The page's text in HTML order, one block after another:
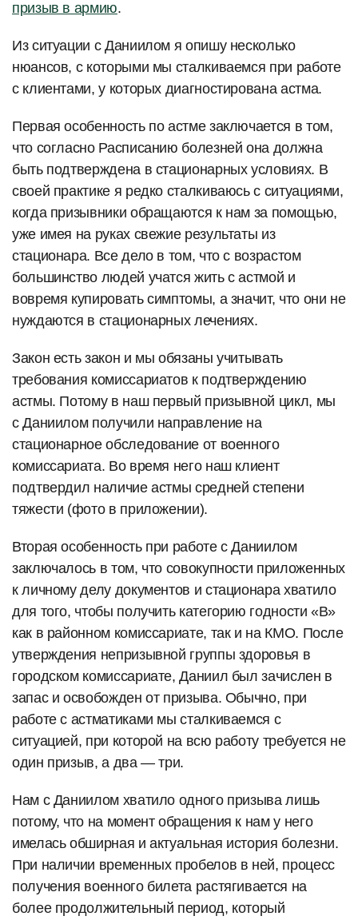
призыв в армию.
Из ситуации с Даниилом я опишу несколько
нюансов, с которыми мы сталкиваемся при работе
с клиентами, у которых диагностирована астма.
Первая особенность по астме заключается в том,
что согласно Расписанию болезней она должна
быть подтверждена в стационарных условиях. В
своей практике я редко сталкиваюсь с ситуациями,
когда призывники обращаются к нам за помощью,
уже имея на руках свежие результаты из
стационара. Все дело в том, что с возрастом
большинство людей учатся жить с астмой и
вовремя купировать симптомы, а значит, что они не
нуждаются в стационарных лечениях.
Закон есть закон и мы обязаны учитывать
требования комиссариатов к подтверждению
астмы. Потому в наш первый призывной цикл, мы
с Даниилом получили направление на
стационарное обследование от военного
комиссариата. Во время него наш клиент
подтвердил наличие астмы средней степени
тяжести (фото в приложении).
Вторая особенность при работе с Даниилом
заключалось в том, что совокупности приложенных
к личному делу документов и стационара хватило
для того, чтобы получить категорию годности «В»
как в районном комиссариате, так и на КМО. После
утверждения непризывной группы здоровья в
городском комиссариате, Даниил был зачислен в
запас и освобожден от призыва. Обычно, при
работе с астматиками мы сталкиваемся с
ситуацией, при которой на всю работу требуется не
один призыв, а два — три.
Нам с Даниилом хватило одного призыва лишь
потому, что на момент обращения к нам у него
имелась обширная и актуальная история болезни.
При наличии временных пробелов в ней, процесс
получения военного билета растягивается на
более продолжительный период, который